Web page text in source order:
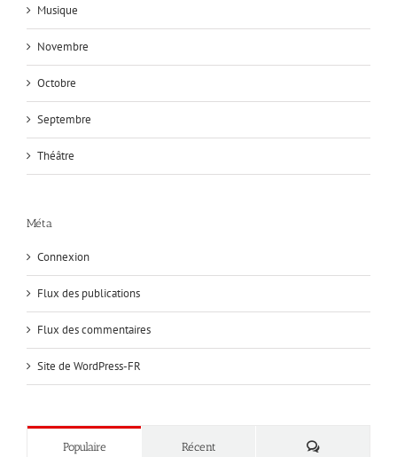
Musique
Novembre
Octobre
Septembre
Théâtre
Méta
Connexion
Flux des publications
Flux des commentaires
Site de WordPress-FR
Populaire Récent Commentaires